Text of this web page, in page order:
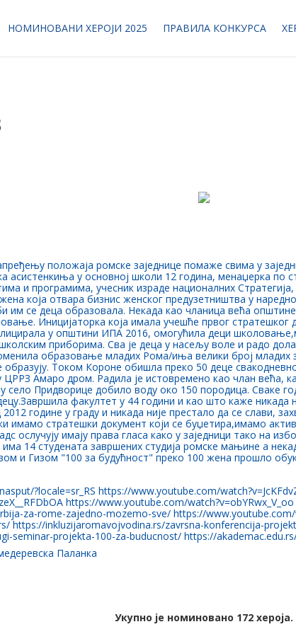
НОМИНОВАНИ ХЕРОЈИ 2025 ПРАВИЛА КОНКУРСА
положаја ромске заједнице помаже свима у
асистенкиња у основној школи 12 година, менаџерка по
и програмима, учесник израде националних
која отвара бизнис женског предузетништва у
се деца образовала. Некада као чланица већа
Иницијаторка која имала учешће првог стратешког
у општини ИПА 2016, омогућила деци
школским приборима. Сва је деца у насељу воле и радо
образовање младих Рома/иња велики број младих
Током Короне обишла преко 50 деце
ЦРРЗ Амаро дром. Радила је истовремено као члан
село Придворице добило воду око 150 породица. Сваке
факултет у 44 години и као што каже никада
године у граду и никада није престало да се слави,
имамо стратешки документ који се буџетира,имамо
ослучују имају права гласа како у заједници тако на
14 студената завршених студија ромске мањине а
и Гизом "100 за будућност" преко 100 жена прошло
?locale=sr_RS https://www.youtube.com/
https://www.youtube.com/
za-rome-zajedno-mozemo-sve/ https://
https://inkluzijaromavojvodina.rs/zavrsna-konferencija-
seminar-projekta-100-za-buducnost/ https://
Паланка
Укупно је номиновано 172 хероја.